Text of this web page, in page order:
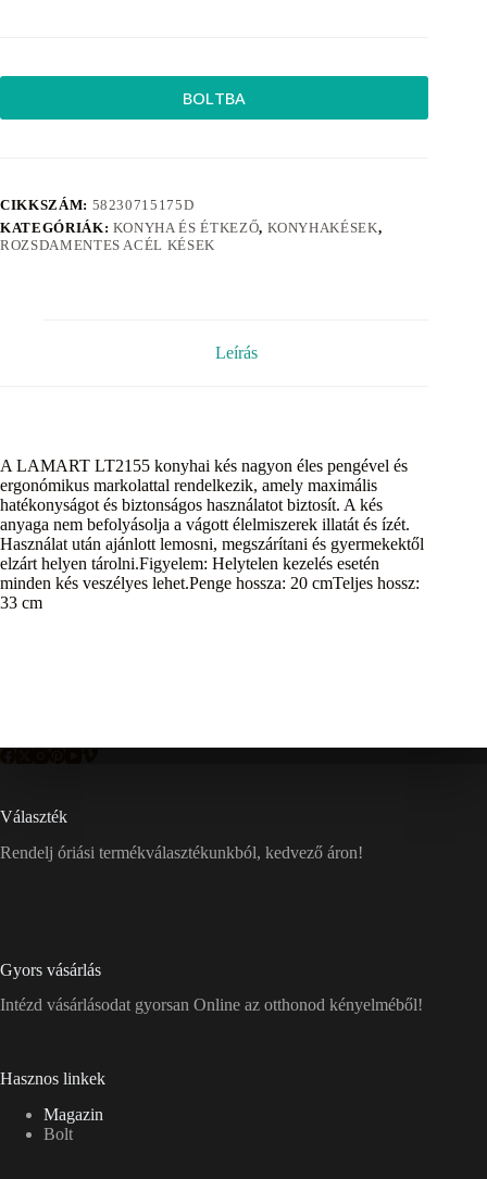
BOLTBA
CIKKSZÁM: 58230715175D
KATEGÓRIÁK: KONYHA ÉS ÉTKEZŐ, KONYHAKÉSEK,
ROZSDAMENTES ACÉL KÉSEK
Leírás
A LAMART LT2155 konyhai kés nagyon éles pengével és
ergonómikus markolattal rendelkezik, amely maximális
hatékonyságot és biztonságos használatot biztosít. A kés
anyaga nem befolyásolja a vágott élelmiszerek illatát és ízét.
Használat után ajánlott lemosni, megszárítani és gyermekektől
elzárt helyen tárolni.Figyelem: Helytelen kezelés esetén
minden kés veszélyes lehet.Penge hossza: 20 cmTeljes hossz:
33 cm
Választék
Rendelj óriási termékválasztékunkból, kedvező áron!
Gyors vásárlás
Intézd vásárlásodat gyorsan Online az otthonod kényelméből!
Hasznos linkek
Magazin
Bolt